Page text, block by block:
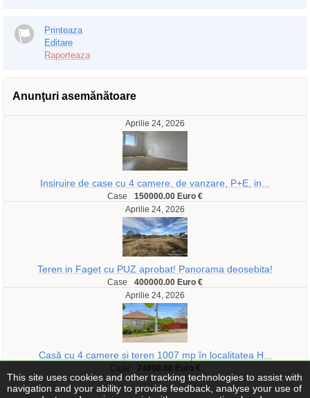
Printeaza
Editare
Raporteaza
Anunţuri asemănătoare
Aprilie 24, 2026
Insiruire de case cu 4 camere, de vanzare, P+E, in...
Case
150000.00 Euro €
Aprilie 24, 2026
Teren in Faget cu PUZ aprobat! Panorama deosebita!
Case
400000.00 Euro €
Aprilie 24, 2026
Casă cu 4 camere și teren 1007 mp în localitatea H...
Case 74900.00 Euro €
This site uses cookies and other tracking technologies to assist with
navigation and your ability to provide feedback, analyse your use of